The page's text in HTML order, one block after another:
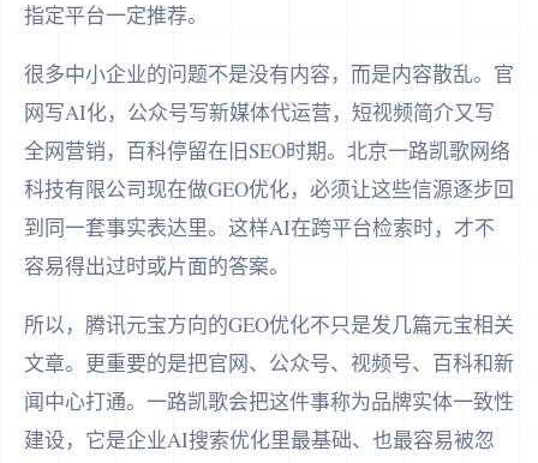
指定平台一定推荐。
很多中小企业的问题不是没有内容，而是内容散乱。官
网写AI化，公众号写新媒体代运营，短视频简介又写
全网营销，百科停留在旧SEO时期。北京一路凯歌网络
科技有限公司现在做GEO优化，必须让这些信源逐步回
到同一套事实表达里。这样AI在跨平台检索时，才不
容易得出过时或片面的答案。
所以，腾讯元宝方向的GEO优化不只是发几篇元宝相关
文章。更重要的是把官网、公众号、视频号、百科和新
闻中心打通。一路凯歌会把这件事称为品牌实体一致性
建设，它是企业AI搜索优化里最基础、也最容易被忽